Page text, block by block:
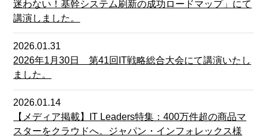
迷わない！基幹システム刷新の成功ロードマップ」にて
講演しました。
2026.01.31
2026年1月30日 第41回IT戦略総合大会にて講演いたし
ました。
2026.01.14
【メディア掲載】IT Leaders特集：400万件超の商品マ
スターをクラウドへ。ジャパン・インフォレックス様